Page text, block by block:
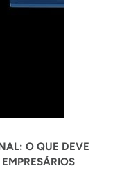
O QUE DEVE